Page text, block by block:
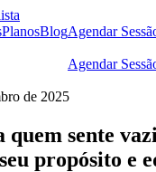
PlanosBlogAgendar
Agendar
de 2025
quem sente
propósito e